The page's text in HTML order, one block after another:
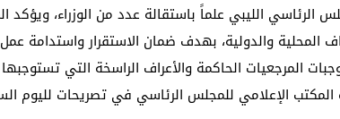
الرئاسي الليبي علماً باستقالة عدد من الوزراء،
المحلية والدولية، بهدف ضمان الاستقرار
المرجعيات الحاكمة والأعراف الراسخة التي
الإعلامي للمجلس الرئاسي في تصريحات لليوم